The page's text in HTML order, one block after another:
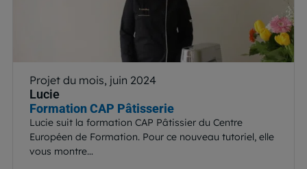
Projet du mois, juin 2024
Lucie
Formation CAP Pâtisserie
Lucie suit la formation CAP Pâtissier du Centre
Européen de Formation. Pour ce nouveau tutoriel, elle
vous montre…